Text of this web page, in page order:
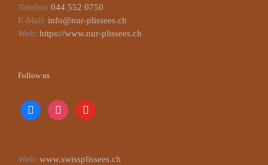
Telefon: 044 552 0750
E-Mail: info@nur-plissees.ch
Web: https://www.nur-plissees.ch
Follow us
facebookinstagramyoutube
Web: www.swissplissees.ch